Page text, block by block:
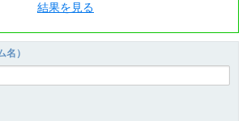
結果を見る
）